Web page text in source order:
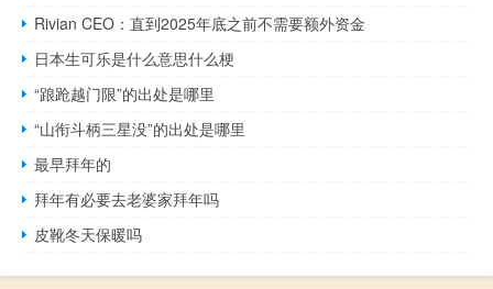
Rivian CEO：直到2025年底之前不需要额外资金
日本生可乐是什么意思什么梗
“踉跄越门限”的出处是哪里
“山衔斗柄三星没”的出处是哪里
最早拜年的
拜年有必要去老婆家拜年吗
皮靴冬天保暖吗